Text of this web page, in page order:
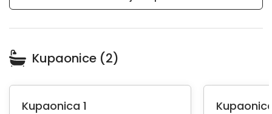
Kupaonice (2)
Kupaonica 1